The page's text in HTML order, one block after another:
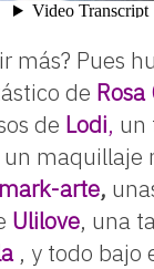
más? Pues
de Rosa
de Lodi, un
maquillaje
arte,
Ulilove, una
, y todo bajo